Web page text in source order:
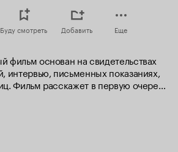
Буду смотреть Добавить Еще
фильм основан на свидетельствах
интервью, письменных показаниях,
Фильм расскажет в первую очередь
произошло убийство президента
расследованием этого дела на
доказательства?